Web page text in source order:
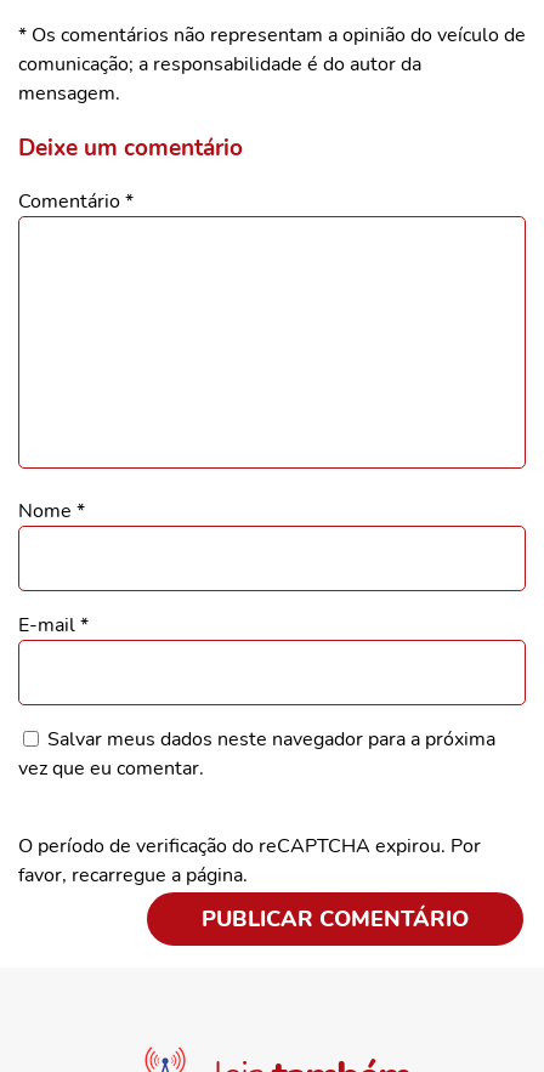
* Os comentários não representam a opinião do veículo de
comunicação; a responsabilidade é do autor da
mensagem.
Deixe um comentário
Comentário*
Nome *
E-mail*
Salvar meus dados neste navegador para a próxima
vez que eu comentar.
O período de verificação do reCAPTCHA expirou. Por
favor, recarregue a página.